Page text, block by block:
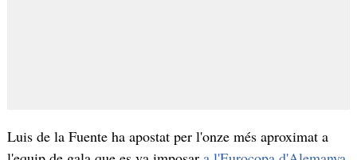
Luis de la Fuente ha apostat per l'onze més aproximat a